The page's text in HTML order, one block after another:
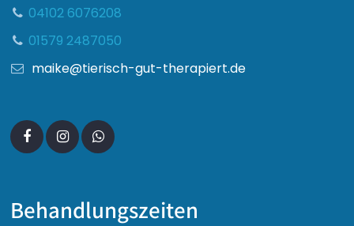
04102 6076208
01579 2487050
maike@tierisch-gut-therapiert.de
Behandlungszeiten